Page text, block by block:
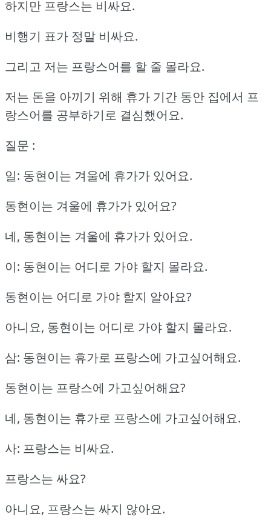
하지만 프랑스는 비싸요.
비행기 표가 정말 비싸요.
그리고 저는 프랑스어를 할 줄 몰라요.
저는 돈을 아끼기 위해 휴가 기간 동안 집에서 프
랑스어를 공부하기로 결심했어요.
질문 :
일: 동현이는 겨울에 휴가가 있어요.
동현이는 겨울에 휴가가 있어요?
네, 동현이는 겨울에 휴가가 있어요.
이: 동현이는 어디로 가야 할지 몰라요.
동현이는 어디로 가야 할지 알아요?
아니요, 동현이는 어디로 가야 할지 몰라요.
삼: 동현이는 휴가로 프랑스에 가고싶어해요.
동현이는 프랑스에 가고싶어해요?
네, 동현이는 휴가로 프랑스에 가고싶어해요.
사: 프랑스는 비싸요.
프랑스는 싸요?
아니요, 프랑스는 싸지 않아요.